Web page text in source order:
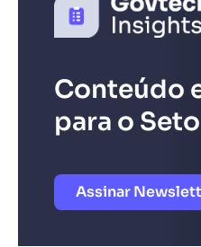
Conteúdo
para o
Assinar